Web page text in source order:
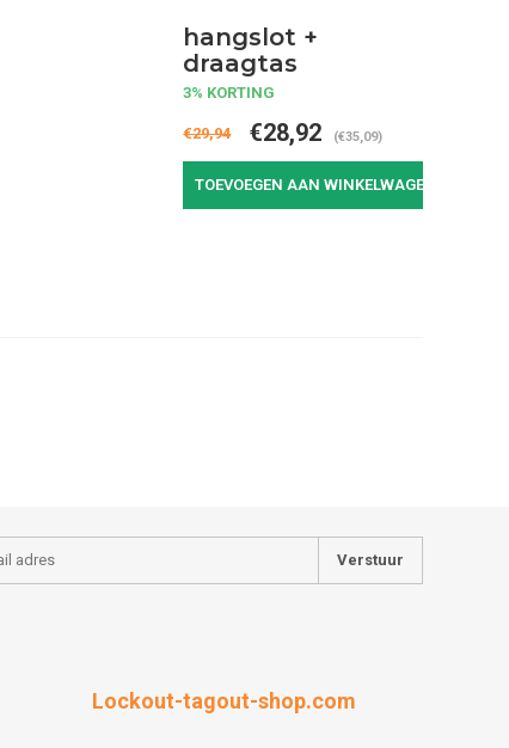
hangslot +
draagtas
3% KORTING
€29,94 €28,92 (€35,09)
TOEVOEGEN AAN WINKELWAGEN
Verstuur
Lockout-tagout-shop.com